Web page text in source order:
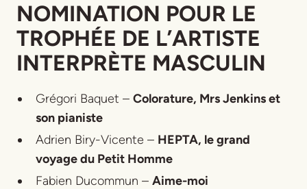
NOMINATION POUR LE
TROPHÉE DE L’ARTISTE
INTERPRÈTE MASCULIN
Grégori Baquet – Colorature, Mrs Jenkins et
son pianiste
Adrien Biry-Vicente – HEPTA, le grand
voyage du Petit Homme
Fabien Ducommun – Aime-moi